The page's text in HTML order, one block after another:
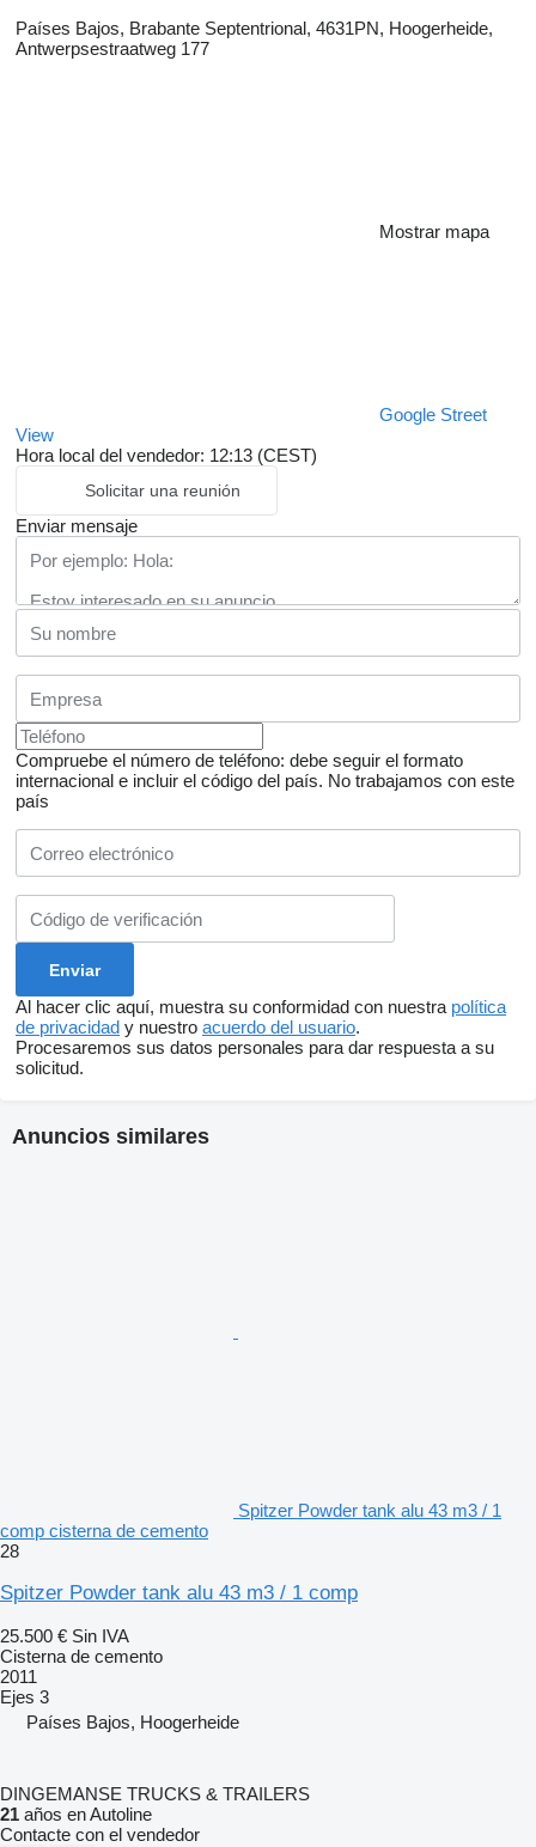
Países Bajos, Brabante Septentrional, 4631PN, Hoogerheide,
Antwerpsestraatweg 177
Mostrar mapa
Google Street
View
Hora local del vendedor: 12:13 (CEST)
Solicitar una reunión
Enviar mensaje
Compruebe el número de teléfono: debe seguir el formato
internacional e incluir el código del país. No trabajamos con este
país
Al hacer clic aquí, muestra su conformidad con nuestra política
de privacidad y nuestro acuerdo del usuario.
Procesaremos sus datos personales para dar respuesta a su
solicitud.
Anuncios similares
Spitzer Powder tank alu 43 m3 / 1
comp cisterna de cemento
28
Spitzer Powder tank alu 43 m3 / 1 comp
25.500 € Sin IVA
Cisterna de cemento
2011
Ejes 3
Países Bajos, Hoogerheide
DINGEMANSE TRUCKS & TRAILERS
21 años en Autoline
Contacte con el vendedor